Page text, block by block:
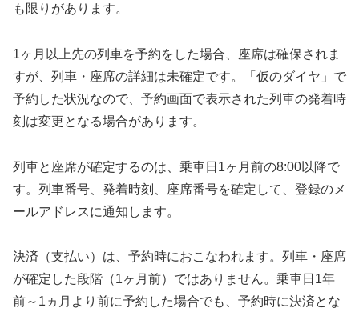
も限りがあります。
1ヶ月以上先の列車を予約をした場合、座席は確保されま
すが、列車・座席の詳細は未確定です。「仮のダイヤ」で
予約した状況なので、予約画面で表示された列車の発着時
刻は変更となる場合があります。
列車と座席が確定するのは、乗車日1ヶ月前の8:00以降で
す。列車番号、発着時刻、座席番号を確定して、登録のメ
ールアドレスに通知します。
決済（支払い）は、予約時におこなわれます。列車・座席
が確定した段階（1ヶ月前）ではありません。乗車日1年
前～1ヵ月より前に予約した場合でも、予約時に決済とな